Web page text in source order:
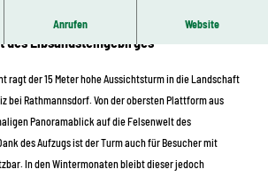
Anrufen Website
– Einmaliger Panoramablick
des Elbsandsteingebirges
ragt der 15 Meter hohe Aussichtsturm in die Landschaft
bei Rathmannsdorf. Von der obersten Plattform aus
Panoramablick auf die Felsenwelt des
des Aufzugs ist der Turm auch für Besucher mit
In den Wintermonaten bleibt dieser jedoch